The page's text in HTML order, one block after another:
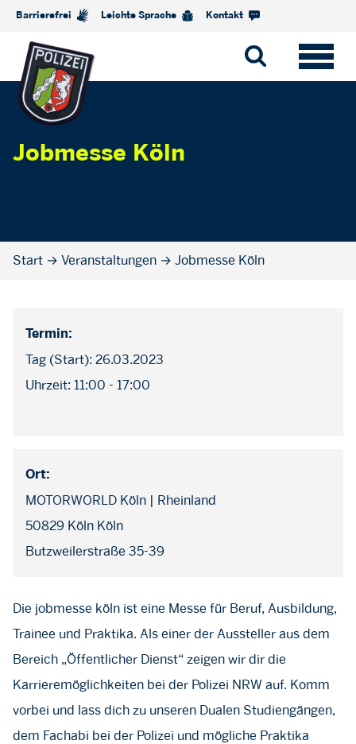
Barrierefrei Leichte Sprache Kontakt
Jobmesse Köln
Start → Veranstaltungen → Jobmesse Köln
Termin:
Tag (Start): 26.03.2023
Uhrzeit: 11:00 - 17:00
Ort:
MOTORWORLD Köln | Rheinland
50829 Köln Köln
Butzweilerstraße 35-39
Die jobmesse köln ist eine Messe für Beruf, Ausbildung,
Trainee und Praktika. Als einer der Aussteller aus dem
Bereich „Öffentlicher Dienst“ zeigen wir dir die
Karrieremöglichkeiten bei der Polizei NRW auf. Komm
vorbei und lass dich zu unseren Dualen Studiengängen,
dem Fachabi bei der Polizei und mögliche Praktika